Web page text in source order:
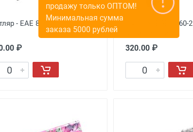
- EAE 8060-1 черный
₽
Футляр - EAE 8060-2
320.00 ₽